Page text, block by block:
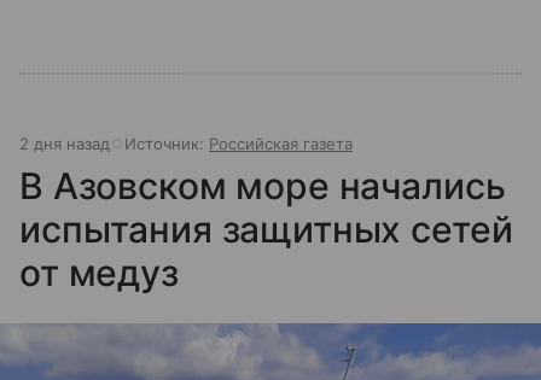
2 дня назад Источник: Российская газета
В Азовском море начались
испытания защитных сетей
от медуз